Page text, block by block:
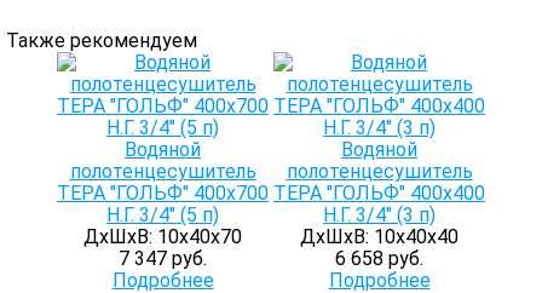
Также рекомендуем
Водяной
полотенцесушитель
ТЕРА "ГОЛЬФ" 400х700
Н.Г. 3/4" (5 п)
ДхШхВ: 10х40х70
7 347 руб.
Подробнее
Водяной
полотенцесушитель
ТЕРА "ГОЛЬФ" 400х400
Н.Г. 3/4" (3 п)
ДхШхВ: 10х40х40
6 658 руб.
Подробнее